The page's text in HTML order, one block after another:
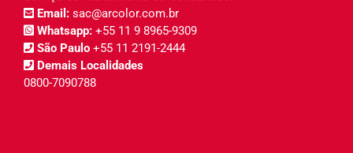
Email: sac@arcolor.com.br
Whatsapp: +55 11 9 8965-9309
São Paulo +55 11 2191-2444
Demais Localidades
0800-7090788